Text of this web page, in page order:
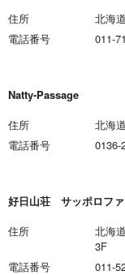
住所
北海
電話番号
011-
Natty-Passage
住所
北海
電話番号
0136-
好日山荘 サッポロフ
住所
北海
3F
電話番号
011-